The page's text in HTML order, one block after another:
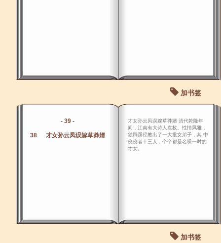
加书签
- 39 -
38 才女孙云凤误嫁草莽婿
才女孙云凤误嫁草莽婿 清代乾隆年
间，江南有大诗人袁枚。性情风雅，
独辟蹊径教出了一大批女弟子，其 中
佼佼者十三人，个个都是名噪一时的
才女。
加书签